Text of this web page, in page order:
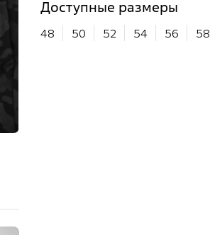
Доступные размеры
48 50 52 54 56 58